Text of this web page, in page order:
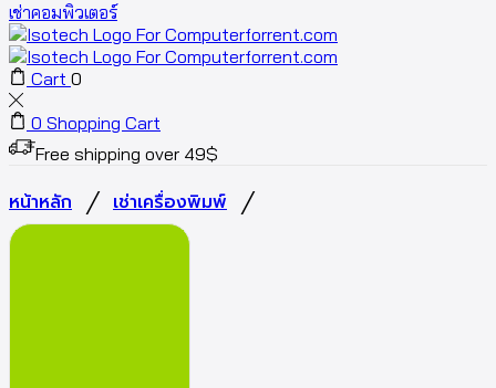
เช่าคอมพิวเตอร์
Cart 0
0 Shopping Cart
Free shipping over 49$
หน้าหลัก / เช่าเครื่องพิมพ์ /